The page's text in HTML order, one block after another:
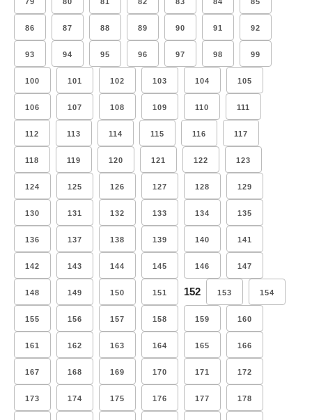
86 87 88 89 90 91 92
93 94 95 96 97 98 99
100 101 102 103 104 105
106 107 108 109 110 111
112 113 114 115 116 117
118 119 120 121 122 123
124 125 126 127 128 129
130 131 132 133 134 135
136 137 138 139 140 141
142 143 144 145 146 147
148 149 150 151 152 153 154
155 156 157 158 159 160
161 162 163 164 165 166
167 168 169 170 171 172
173 174 175 176 177 178